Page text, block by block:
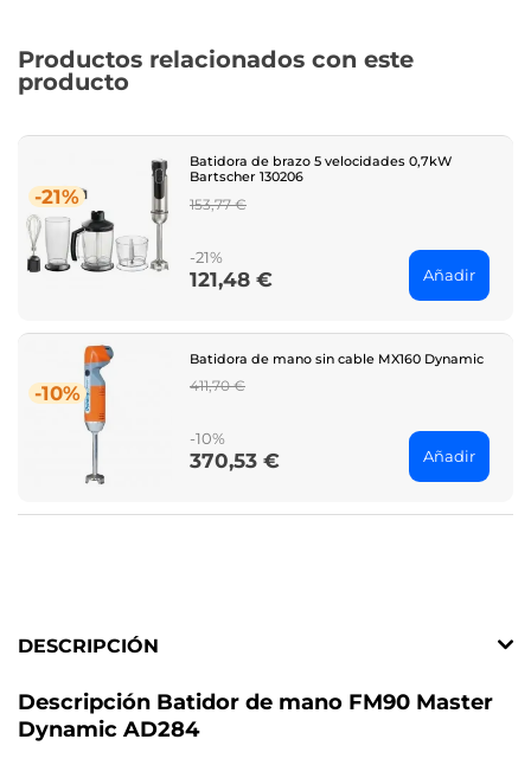
Productos relacionados con este
producto
-21%
Batidora de brazo 5 velocidades 0,7kW
Bartscher 130206
Regular
153,77 €
-21%
Price
121,48 € Añadir
-10%
Batidora de mano sin cable MX160 Dynamic
Regular
411,70 €
-10%
Price
370,53 € Añadir
DESCRIPCIÓN
Descripción Batidor de mano FM90 Master
Dynamic AD284